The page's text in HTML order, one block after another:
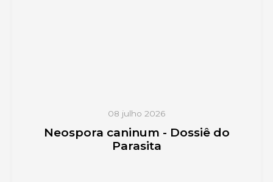
08 julho 2026
Neospora caninum - Dossiê do
Parasita